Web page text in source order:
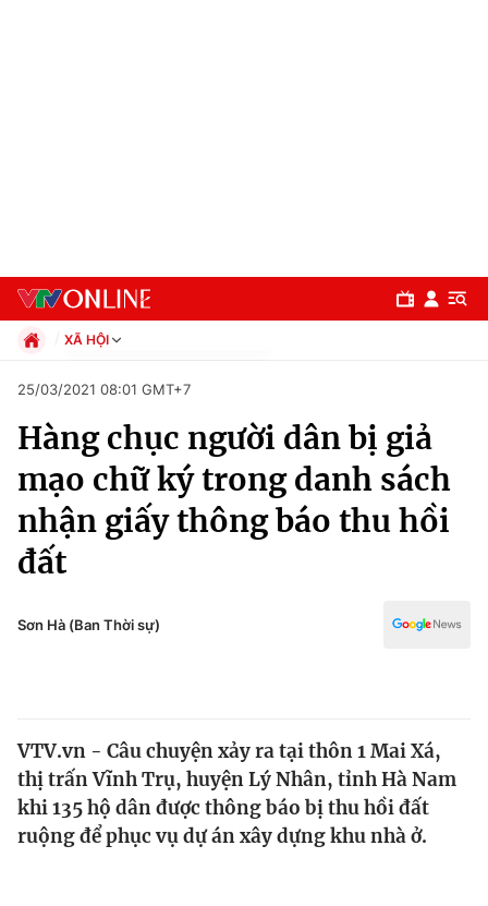
Chuyên mục
Chính trị
Xã hội
Pháp luật
Thế giới
Tin tức
Thế giới đó đây
Kinh tế
XÃ HỘI
Xã hội
Pháp luật
Kinh tế
Thể thao
Truyền hình
Văn hóa - Giải trí
Công nghệ
25/03/2021 08:01 GMT+7
Hàng chục người dân bị giả
mạo chữ ký trong danh sách
nhận giấy thông báo thu hồi
đất
Sơn Hà (Ban Thời sự)
VTV.vn - Câu chuyện xảy ra tại thôn 1 Mai Xá,
thị trấn Vĩnh Trụ, huyện Lý Nhân, tỉnh Hà Nam
khi 135 hộ dân được thông báo bị thu hồi đất
ruộng để phục vụ dự án xây dựng khu nhà ở.